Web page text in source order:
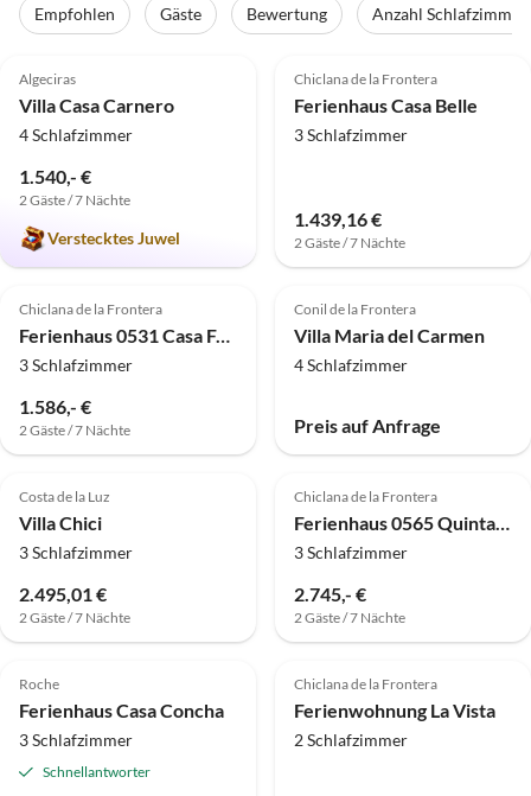
Empfohlen Gäste Bewertung Anzahl Schlafzimmer
Top-Inserat
Algeciras
Villa Casa Carnero
4 Schlafzimmer
1.540,- €
2 Gäste / 7 Nächte
Verstecktes Juwel
Chiclana de la Frontera
Ferienhaus Casa Belle
3 Schlafzimmer
1.439,16 €
2 Gäste / 7 Nächte
4.5 (1)
Chiclana de la Frontera
Ferienhaus 0531 Casa Feliz
3 Schlafzimmer
1.586,- €
2 Gäste / 7 Nächte
Conil de la Frontera
Villa Maria del Carmen
4 Schlafzimmer
Preis auf Anfrage
Costa de la Luz
Villa Chici
3 Schlafzimmer
2.495,01 €
2 Gäste / 7 Nächte
Chiclana de la Frontera
3 Schlafzimmer
2.745,- €
2 Gäste / 7 Nächte
Roche
Ferienhaus Casa Concha
3 Schlafzimmer
Schnellantworter
Chiclana de la Frontera
Ferienwohnung La Vista
2 Schlafzimmer